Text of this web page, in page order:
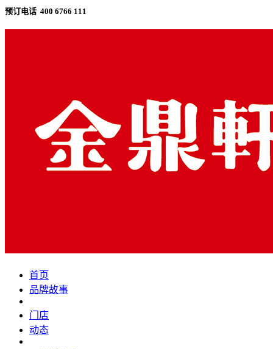
预订电话 400 6766 111
首页
品牌故事
门店
动态